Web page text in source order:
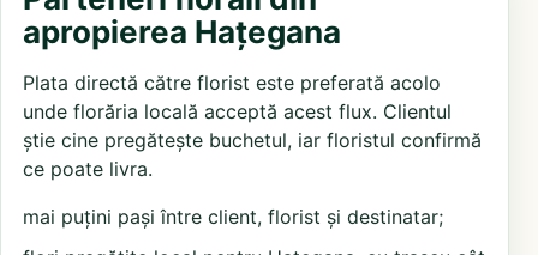
apropierea Hațegana
Plata directă către florist este preferată acolo
unde florăria locală acceptă acest flux. Clientul
știe cine pregătește buchetul, iar floristul confirmă
ce poate livra.
mai puțini pași între client, florist și destinatar;